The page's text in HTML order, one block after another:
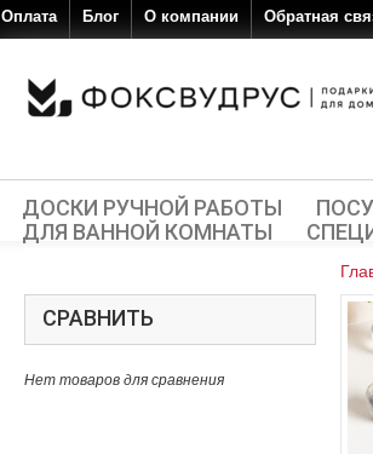
Оплата Блог О компании Обратная
ДОСКИ РУЧНОЙ РАБОТЫ
ДЛЯ ВАННОЙ КОМНАТЫ
СРАВНИТЬ
Нет товаров для сравнения